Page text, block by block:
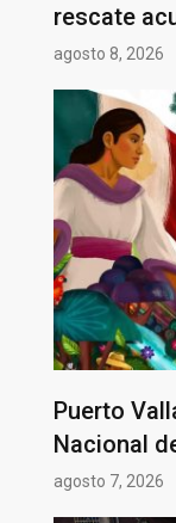
rescate
agosto 8, 2026
Puerto
Nacional
agosto 7, 2026